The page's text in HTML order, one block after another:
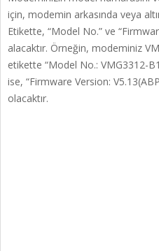
için, modemin arkasında veya
Etikette, “Model No.” ve
alacaktır. Örneğin, modeminiz
etikette “Model No.: VMG3312-
ise, “Firmware Version:
olacaktır.